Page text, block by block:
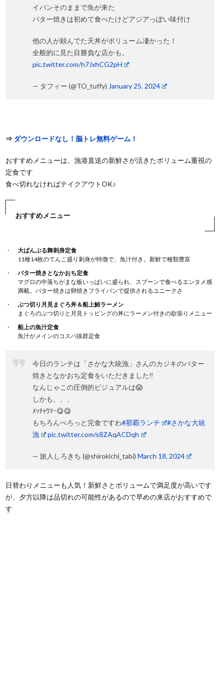
イパンそのままで魚が来た
バター焼きは初めて食べたけどアジアっぽい味付け
他の人が頼んでた天丼がボリューム凄かった！
全般的に見た目勝負な店かも。
pic.twitter.com/h7JxhCG2pH
— タフィー (@TO_tuffy) January 25, 2024
⇒ ダウンロードなし！脳トレ無料ゲーム！
おすすめメニューは、漁港直送の新鮮さが活きたボリューム重視の
定食です
食べ切れなければテイクアウトOK♪
おすすめメニュー
大ばんぶる舞刺身定食
11種14枚のてんこ盛り刺身が特徴で、魚汁付き。新鮮で種類豊富
バター焼きとなかおち定食
マグロの中落ちがまな板いっぱいに盛られ、スプーンで食べるエンタメ感
満載。バター焼きは卵焼きフライパンで提供されるユニークさ
ぶつ切り月見まぐろ丼＆船上鮪ラーメン
まぐろのぶつ切りと月見トッピングの丼にラーメン付きの欲張りメニュー
船上の魚汁定食
魚汁がメインのコスパ抜群定食
今日のランチは「さかな大統漁」さんのカジキのバター
焼きとなかおち定食をいただきました‼️
なんじゃこの圧倒的ビジュアルは😱
しかも、、、
ﾒｯﾁｬｳﾏｰ😋😋
もちろんぺろっと完食ですわ#那覇ランチ
#さかな大統
漁
pic.twitter.com/s8ZAqACDqh
— 旅人しろきち (@shirokichi_tabi)March 18, 2024
日替わりメニューも人気！新鮮さとボリュームで満足度が高いです
が、夕方以降は品切れの可能性があるので早めの来店がおすすめで
す